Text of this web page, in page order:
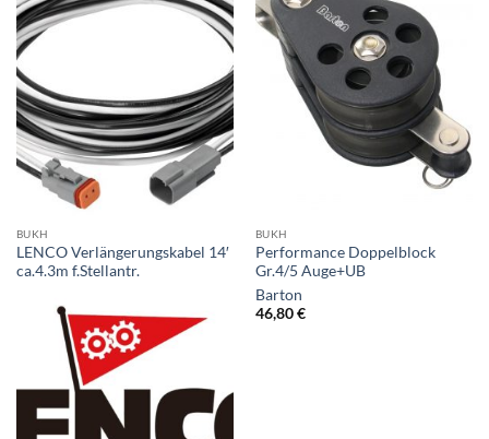
BUKH
LENCO Verlängerungskabel 14′
ca.4.3m f.Stellantr.
BUKH
Performance Doppelblock
Gr.4/5 Auge+UB
Barton
46,80€